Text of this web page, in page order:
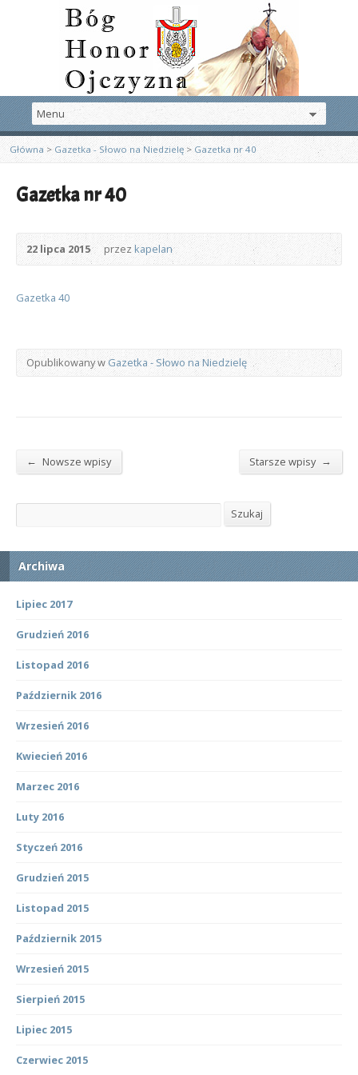
Główna >Gazetka - Słowo na Niedzielę> Gazetka nr 40
Gazetka nr 40
22 lipca 2015 przezkapelan
Gazetka 40
Opublikowany wGazetka - Słowo na Niedzielę
← Nowsze wpisy Starsze wpisy →
Szukaj Szukaj
Archiwa
Lipiec 2017
Grudzień 2016
Listopad 2016
Październik 2016
Wrzesień 2016
Kwiecień 2016
Marzec 2016
Luty 2016
Styczeń 2016
Grudzień 2015
Listopad 2015
Październik 2015
Wrzesień 2015
Sierpień 2015
Lipiec 2015
Czerwiec 2015